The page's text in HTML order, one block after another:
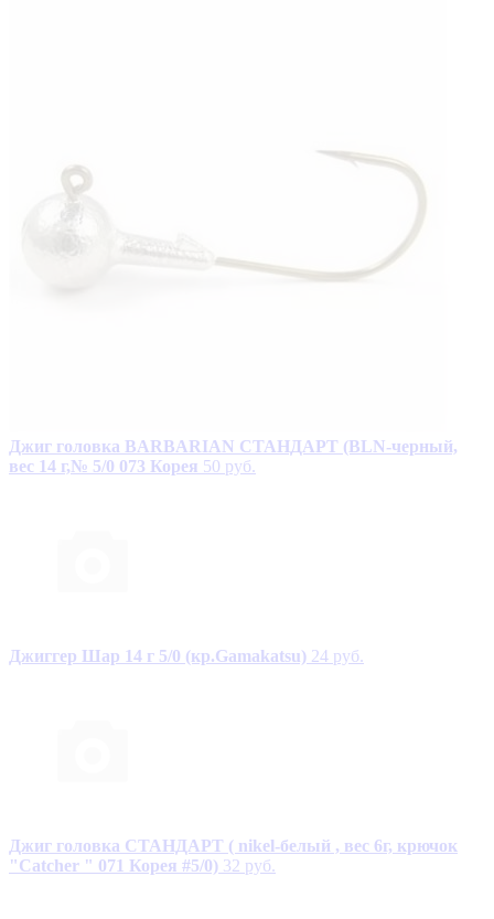
Джиг головка BARBARIAN СТАНДАРТ (BLN-черный,
вес 14 г,№ 5/0 073 Корея 50 руб.
Джиггер Шар 14 г 5/0 (кр.Gamakatsu) 24 руб.
Джиг головка СТАНДАРТ ( nikel-белый , вес 6г, крючок
"Catcher " 071 Корея #5/0) 32 руб.